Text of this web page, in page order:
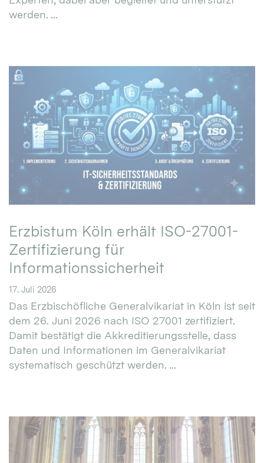
werden. ...
Erzbistum Köln erhält ISO-27001-
Zertifizierung für
Informationssicherheit
17. Juli 2026
Das Erzbischöfliche Generalvikariat in Köln ist seit
dem 26. Juni 2026 nach ISO 27001 zertifiziert.
Damit bestätigt die Akkreditierungsstelle, dass
Daten und Informationen im Generalvikariat
systematisch geschützt werden. ...